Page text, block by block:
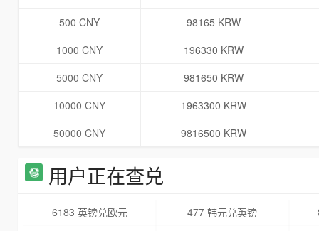
500 CNY
98165 KRW
1000 CNY
196330 KRW
5000 CNY
981650 KRW
10000 CNY
1963300 KRW
50000 CNY
9816500 KRW
用户正在查兑
6183 英镑兑欧元 477 韩元兑英镑